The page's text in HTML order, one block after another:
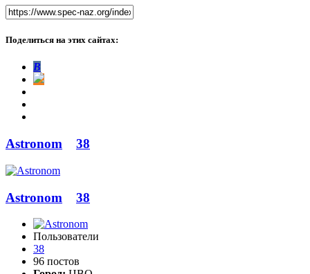
Поделиться на этих сайтах:
В
Astronom 38
Astronom 38
Пользователи
38
96 постов